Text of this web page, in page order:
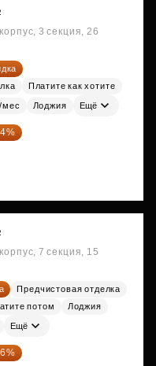
3 секция, 26
Платите как хотите
мес Лоджия Ещё
7 секция, 15
Предчистовая отделка
потом
Лоджия
Ещё